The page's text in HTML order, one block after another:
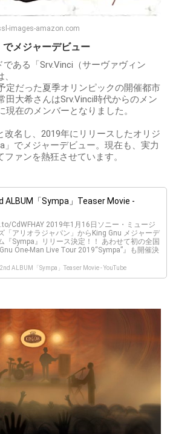
images-amazon.com
メジャーデビュー
である「Srv.Vinci（サーヴァヴィン
定だった夏季オリンピックの開催都市
田大希さんはSrv.Vinci時代からのメン
現在のメンバーとなりました。
改名し、2019年にリリースしたオリジ
」でメジャーデビュー。現在も、実力
ァンを熱狂させています。
ALBUM「Sympa」Teaser Movie -
CdWFHAY 2019年1月16日ソニー・ミュージ
「アリオラジャパン」からKing Gnu メジャーデ
『Sympa』リリース決定！！ あわせて初の全国
One-Man Live Tour 2019“Sympa”』も開催決
ALBUM「Sympa」Teaser Movie - YouTube